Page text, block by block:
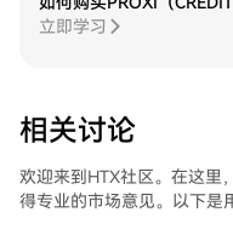
立即学习
相关讨论
欢迎来到HTX社区。在这里
得专业的市场意见。以下是